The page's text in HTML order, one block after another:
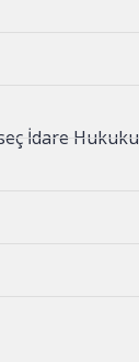
İdare Hukuku